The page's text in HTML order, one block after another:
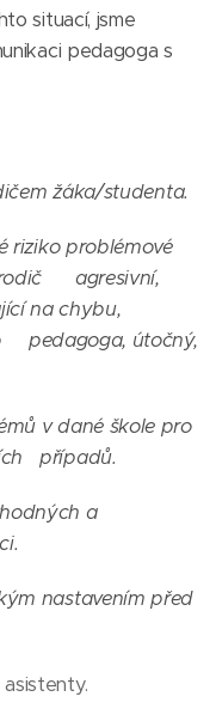
situací, jsme
pedagoga s
žáka/studenta.
riziko problémové
odičagresivní,
na chybu,
pedagoga, útočný,
v dané škole pro
případů.
a
nastavením před